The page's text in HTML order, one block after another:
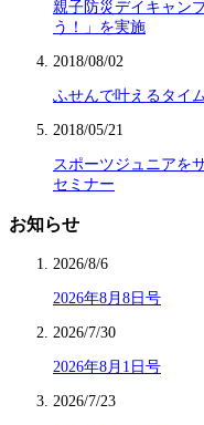
親子防災デイキャン
う！」を実施
2018/08/02
ふせんで叶えるタイ
2018/05/21
スポーツジュニアを
セミナー
お知らせ
2026/8/6
2026年8月8日号
2026/7/30
2026年8月1日号
2026/7/23